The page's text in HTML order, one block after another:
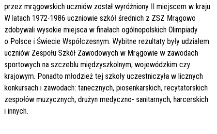
przez mrągowskich uczniów został wyróżniony II miejscem w kraju.
W latach 1972-1986 uczniowie szkół średnich z ZSZ Mrągowo
zdobywali wysokie miejsca w finałach ogólnopolskich Olimpiady
o Polsce i Świecie Współczesnym. Wybitne rezultaty były udziałem
uczniów Zespołu Szkół Zawodowych w Mrągowie w zawodach
sportowych na szczeblu międzyszkolnym, wojewódzkim czy
krajowym. Ponadto młodzież tej szkoły uczestniczyła w licznych
konkursach i zawodach: tanecznych, piosenkarskich, recytatorskich
zespołów muzycznych, drużyn medyczno- sanitarnych, harcerskich
i innych.